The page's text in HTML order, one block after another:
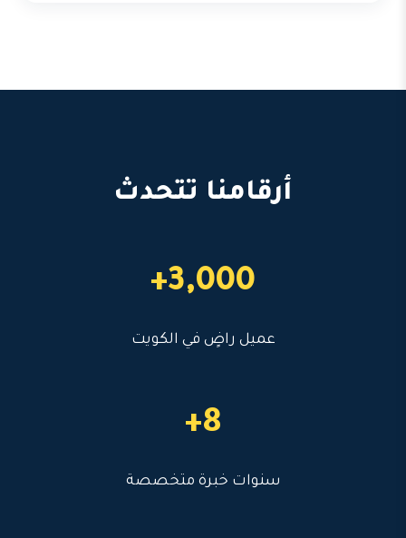
أرقامنا تتحدث
3,000+
عميل راضٍ في الكويت
8+
سنوات خبرة متخصصة